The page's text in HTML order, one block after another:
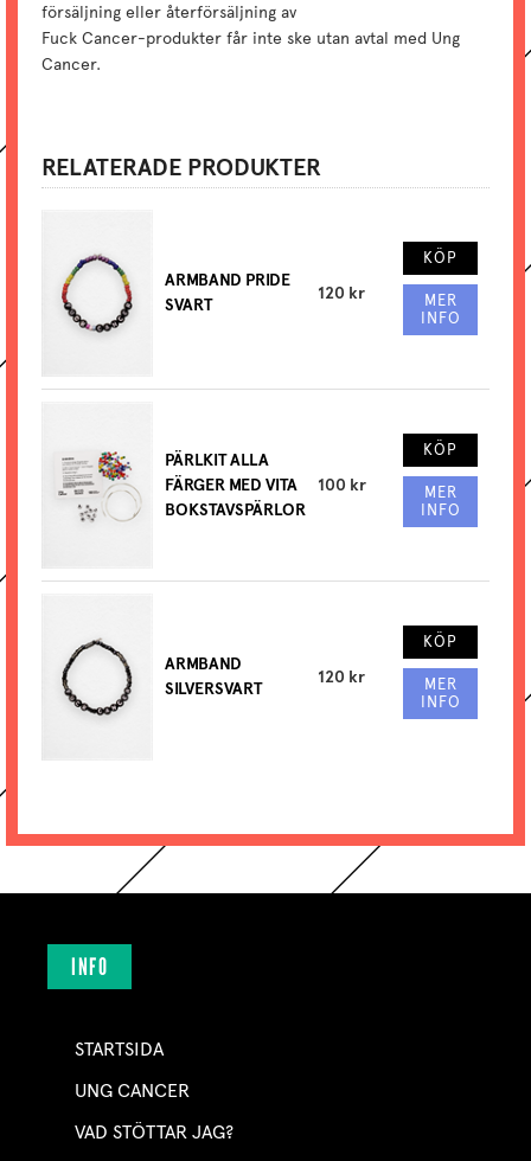
försäljning eller återförsäljning av
Fuck Cancer-produkter får inte ske utan avtal med Ung
Cancer.
RELATERADE PRODUKTER
ARMBAND PRIDE
SVART
120 kr
KÖP
MER
INFO
PÄRLKIT ALLA
FÄRGER MED VITA
BOKSTAVSPÄRLOR
100 kr
KÖP
MER
INFO
ARMBAND
SILVERSVART
120 kr
KÖP
MER
INFO
INFO
STARTSIDA
UNG CANCER
VAD STÖTTAR JAG?